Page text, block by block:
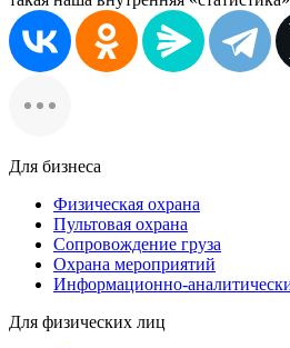
Для бизнеса
Физическая охрана
Пультовая охрана
Сопровождение груза
Охрана мероприятий
Информационно-
Для физических лиц